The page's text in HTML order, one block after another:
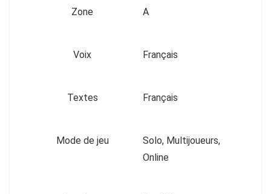
Zone A
Voix Français
Textes Français
Mode de jeu
Solo, Multijoueurs,
Online